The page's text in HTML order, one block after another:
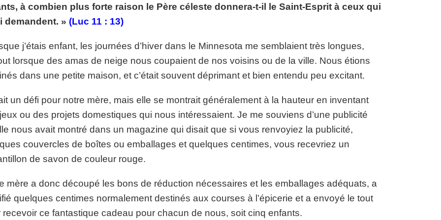
www.lafoiapostolique.org/wp-
lasse-rempli-de-tritesse.mp3
à combien plus forte raison le Père céleste donnera-t-il le Saint-Esprit à ceux qui
demandent. » (Luc 11 : 13)
j’étais enfant, les journées d’hiver dans le Minnesota me semblaient très longues,
lorsque des amas de neige nous coupaient de nos voisins ou de la ville. Nous étions
dans une petite maison, et c’était souvent déprimant et bien entendu peu excitant.
un défi pour notre mère, mais elle se montrait généralement à la hauteur en inventant
ou des projets domestiques qui nous intéressaient. Je me souviens d’une publicité
nous avait montré dans un magazine qui disait que si vous renvoyiez la publicité,
couvercles de boîtes ou emballages et quelques centimes, vous recevriez un
de savon de couleur rouge.
mère a donc découpé les bons de réduction nécessaires et les emballages adéquats, a
quelques centimes normalement destinés aux courses à l’épicerie et a envoyé le tout
recevoir ce fantastique cadeau pour chacun de nous, soit cinq enfants.